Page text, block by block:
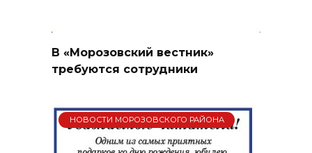
В «Морозовский вестник»
требуются сотрудники
НОВОСТИ МОРОЗОВСКОГО РАЙОНА